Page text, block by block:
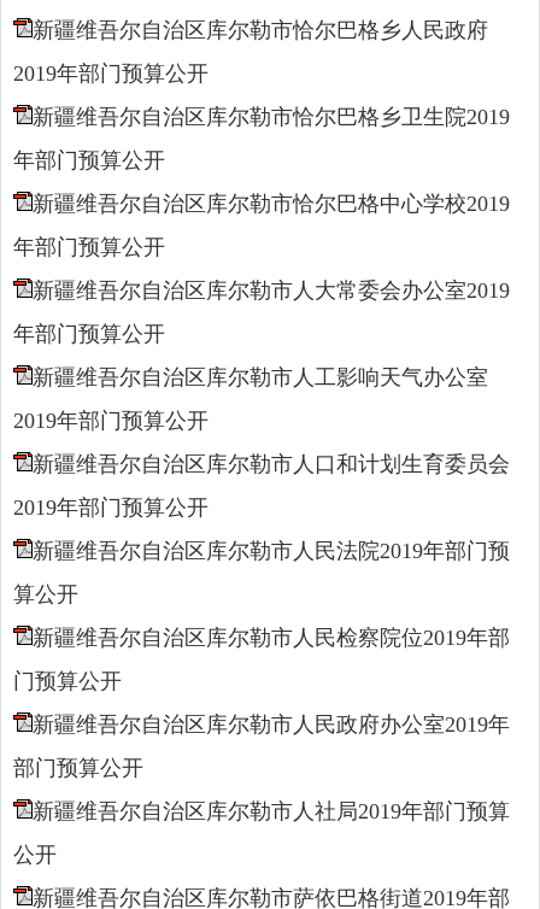
新疆维吾尔自治区库尔勒市恰尔巴格乡人民政府
2019年部门预算公开
新疆维吾尔自治区库尔勒市恰尔巴格乡卫生院2019
年部门预算公开
新疆维吾尔自治区库尔勒市恰尔巴格中心学校2019
年部门预算公开
新疆维吾尔自治区库尔勒市人大常委会办公室2019
年部门预算公开
新疆维吾尔自治区库尔勒市人工影响天气办公室
2019年部门预算公开
新疆维吾尔自治区库尔勒市人口和计划生育委员会
2019年部门预算公开
新疆维吾尔自治区库尔勒市人民法院2019年部门预
算公开
新疆维吾尔自治区库尔勒市人民检察院位2019年部
门预算公开
新疆维吾尔自治区库尔勒市人民政府办公室2019年
部门预算公开
新疆维吾尔自治区库尔勒市人社局2019年部门预算
公开
新疆维吾尔自治区库尔勒市萨依巴格街道2019年部